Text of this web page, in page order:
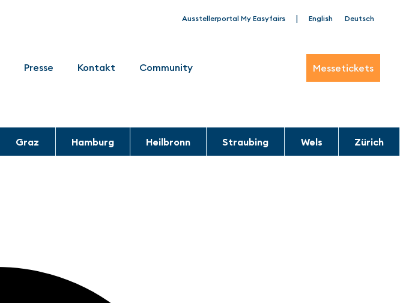
Ausstellerportal My Easyfairs | English Deutsch
Presse Kontakt Community Messetickets
Graz Hamburg Heilbronn Straubing Wels Zürich